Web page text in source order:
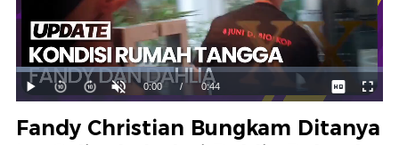
Mainkan
Suara
Hidup
Waktu
0:00 / Durasi
0:44
Dimuat:
43.00%
Fandy Christian Bungkam Ditanya